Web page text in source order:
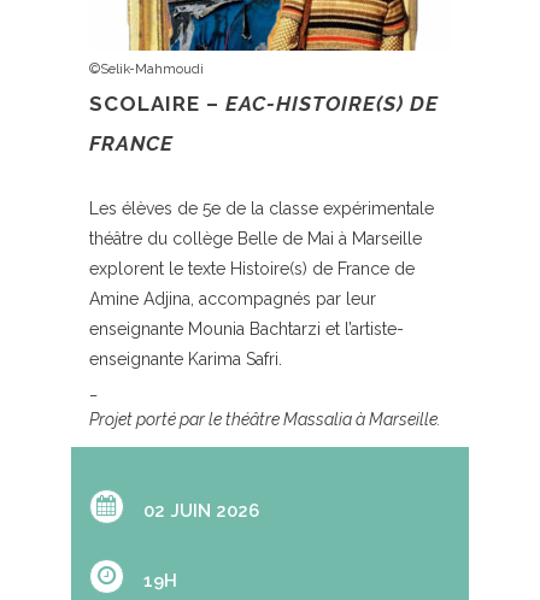
©Selik-Mahmoudi
SCOLAIRE – EAC-HISTOIRE(S) DE
FRANCE
Les élèves de 5e de la classe expérimentale
théâtre du collège Belle de Mai à Marseille
explorent le texte Histoire(s) de France de
Amine Adjina, accompagnés par leur
enseignante Mounia Bachtarzi et l’artiste-
enseignante Karima Safri.
Projet porté par le théâtre Massalia à Marseille.
02 JUIN 2026
19H